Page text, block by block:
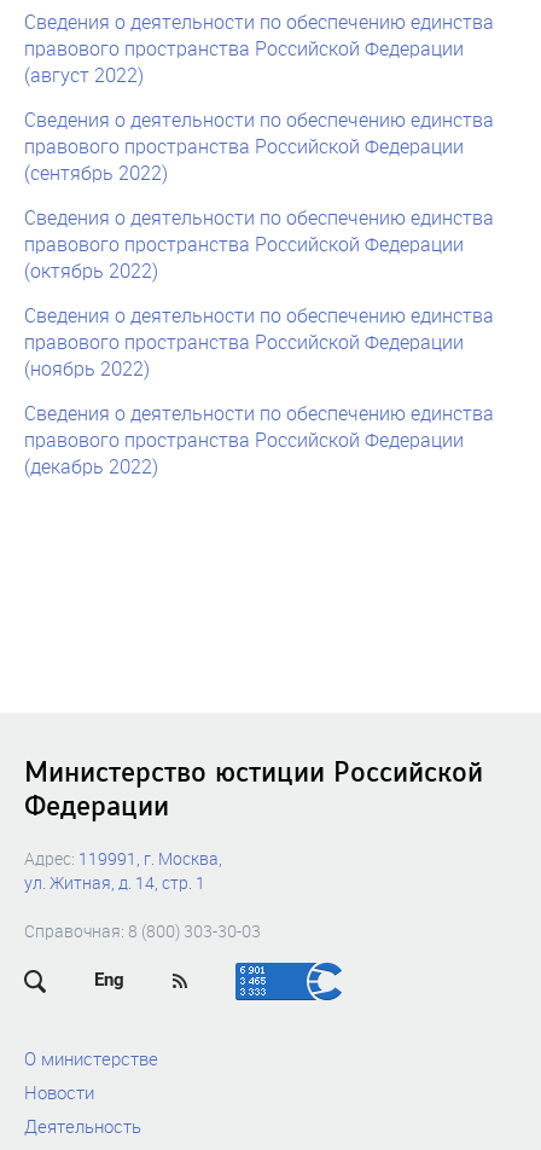
Сведения о деятельности по обеспечению единства
правового пространства Российской Федерации
(август 2022)
Сведения о деятельности по обеспечению единства
правового пространства Российской Федерации
(сентябрь 2022)
Сведения о деятельности по обеспечению единства
правового пространства Российской Федерации
(октябрь 2022)
Сведения о деятельности по обеспечению единства
правового пространства Российской Федерации
(ноябрь 2022)
Сведения о деятельности по обеспечению единства
правового пространства Российской Федерации
(декабрь 2022)
Министерство юстиции Российской
Федерации
Адрес: 119991, г. Москва,
ул. Житная, д. 14, стр. 1
Справочная: 8 (800) 303-30-03
Eng
О министерстве
Новости
Деятельность